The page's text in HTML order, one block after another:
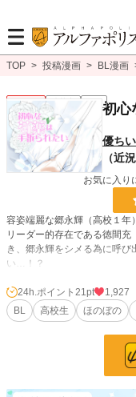
TOP > 投稿漫画 > BL漫画
BL R18 連載中 R18 初心
優ち
（近
お気に入り
容姿端麗な郷永輝（高校１年
リーダー的存在である徳間
き、郷永輝をシメる為に呼
い…！？
BL漫画 134 位 / 1,406
24h.ポイント 21pt
1,927
BL
高校生 ほのぼの